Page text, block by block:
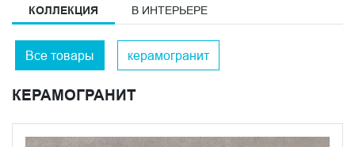
общественных помещений. Ректифицированный
поверхности, так как его можно укладывать стык в стык
с минимальным расстоянием.
Дизайнеры используют керамическое покрытие под
бетон не только в самостоятельном варианте, но и
комбинируя его с другими природными материалами.
КОЛЛЕКЦИЯ В ИНТЕРЬЕРЕ
Все товары керамогранит
КЕРАМОГРАНИТ